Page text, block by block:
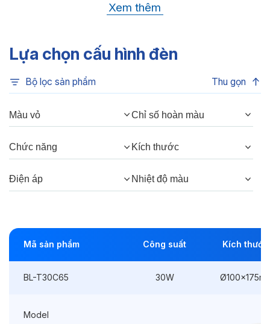
Chỉ số hoàn màu:CRI80
Quang thông:
3750lm(C), 3750lm(N),
3600lm(W)
Thông số Điện & Lắp đặt
Kiểu lắp đặt:Đuôi vặn E27
Kích thước
Ø100x175mm
Độ bền & tùy chọn mở rộng
Tuổi thọ:
Bảo hành:
Xem thêm
Lựa chọn cấu hình đèn
Bộ lọc sản phẩm Thu gọn
Màu vỏ Chỉ số hoàn màu
Chức năng Kích thước
Điện áp Nhiệt độ màu
Mã sản phẩm Công suất Kích thước
BL-T30C65 30W
Model